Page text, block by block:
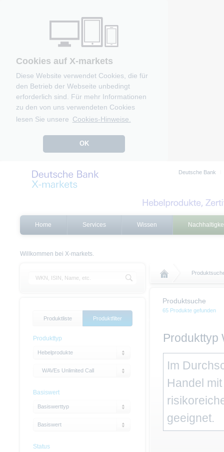
Cookies auf X-markets
Diese Website verwendet Cookies, die für
den Betrieb der Webseite unbedingt
erforderlich sind. Für mehr Informationen
zu den von uns verwendeten Cookies
lesen Sie unsere Cookies-Hinweise.
OK
Deutsche Bank
Home Services Wissen
Willkommen bei X-markets.
Produktsuche
65 Produkte gefunden
Produkttyp
Im
Handel
geeignet.
Produktliste Produktfilter
Produkttyp
Hebelprodukte
WAVEs Unlimited Call
Basiswert
Basiswerttyp
Basiswert
Status